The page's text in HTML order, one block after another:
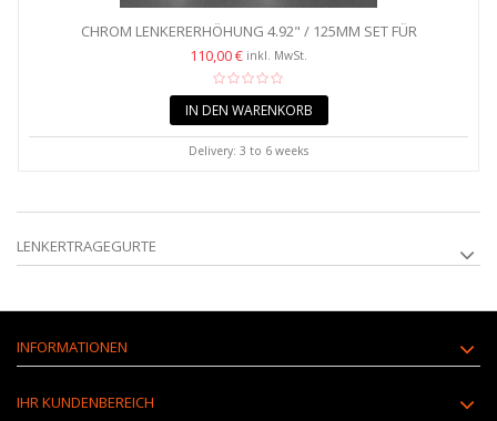
CHROM LENKERERHÖHUNG 4.92" / 125MM SET FÜR
1INCH/25,4MM...
110,00 € inkl. MwSt.
IN DEN WARENKORB
Delivery: 3 to 6 weeks
LENKERTRAGEGURTE
INFORMATIONEN
IHR KUNDENBEREICH